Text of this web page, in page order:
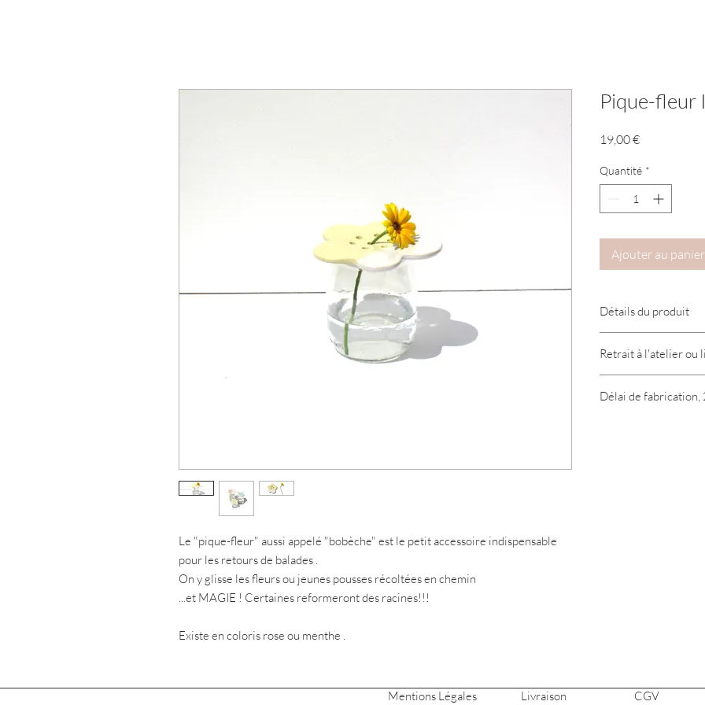
Le "pique-fleur" aussi appelé "bobèche" est le petit accessoire indispensable
pour les retours de balades .
On y glisse les fleurs ou jeunes pousses récoltées en chemin
...et MAGIE ! Certaines reformeront des racines!!!
Existe en coloris rose ou menthe .
Pique-fleur
19,00 €Prix
Quantité *
Ajouter au panier
Détails du produit
Emaillage par
Diamètre 7 cm.
Retrait à l'atelier ou
Délai de fabrication,
Livraison
Mentions Légales CGV